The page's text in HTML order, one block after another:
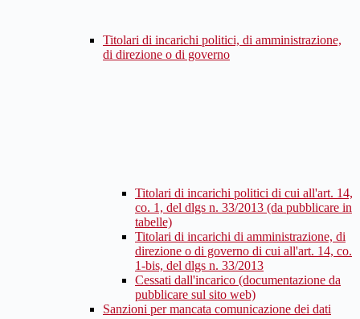
Titolari di incarichi politici, di amministrazione,
di direzione o di governo
Titolari di incarichi politici di cui all'art. 14,
co. 1, del dlgs n. 33/2013 (da pubblicare in
tabelle)
Titolari di incarichi di amministrazione, di
direzione o di governo di cui all'art. 14, co.
1-bis, del dlgs n. 33/2013
Cessati dall'incarico (documentazione da
pubblicare sul sito web)
Sanzioni per mancata comunicazione dei dati